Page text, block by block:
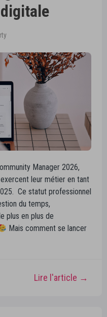
Manager 2026,
leur métier en tant
Ce statut professionnel
du temps,
plus en plus de
Mais comment se lancer
Lire l'article →